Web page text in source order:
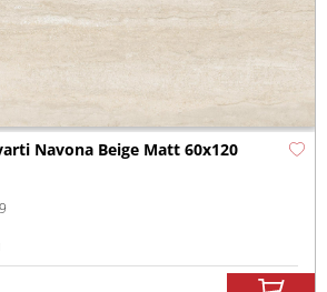
Navona Beige Matt 60x120